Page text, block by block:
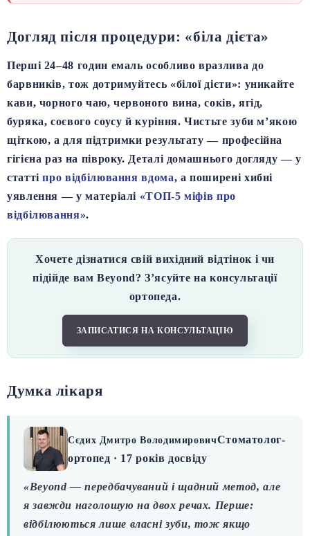
Догляд після процедури: «біла дієта»
Перші 24–48 годин емаль особливо вразлива до
барвників, тож дотримуйтесь «білої дієти»: уникайте
кави, чорного чаю, червоного вина, соків, ягід,
буряка, соєвого соусу й куріння. Чистьте зуби м’якою
щіткою, а для підтримки результату — професійна
гігієна раз на півроку. Деталі домашнього догляду — у
статтіпро відбілювання вдома, а поширені хибні
уявлення — у матеріалі «ТОП-5 міфів про
відбілювання».
Хочете дізнатися свій вихідний відтінок і чи
підійде вам Beyond? З’ясуйте на консультації
ортопеда.
ЗАПИСАТИСЯ НА КОНСУЛЬТАЦІЮ
Думка лікаря
Сєдих Дмитро ВолодимировичСтоматолог-
ортопед · 17 років досвіду
«Beyond — передбачуваний і щадний метод, але
я завжди наголошую на двох речах. Перше:
відбілюються лише власні зуби, тож якщо